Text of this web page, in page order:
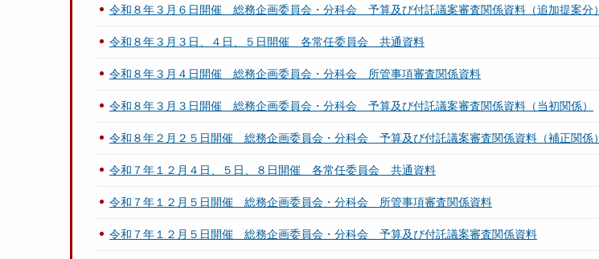
令和８年３月６日開催 総務企画委員会・分科会 予算及び付託議案審査関係資料（追加提案分）
令和８年３月３日、４日、５日開催 各常任委員会 共通資料
令和８年３月４日開催 総務企画委員会・分科会 所管事項審査関係資料
令和８年３月３日開催 総務企画委員会・分科会 予算及び付託議案審査関係資料（当初関係）
令和８年２月２５日開催 総務企画委員会・分科会 予算及び付託議案審査関係資料（補正関係）
令和７年１２月４日、５日、８日開催 各常任委員会 共通資料
令和７年１２月５日開催 総務企画委員会・分科会 所管事項審査関係資料
令和７年１２月５日開催 総務企画委員会・分科会 予算及び付託議案審査関係資料